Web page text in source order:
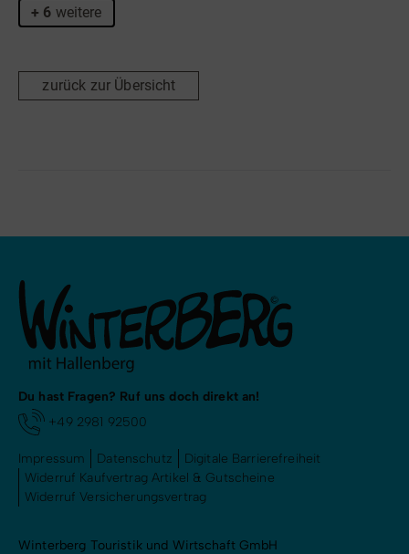
+ 6 weitere
zurück zur Übersicht
Du hast Fragen? Ruf uns doch direkt an!
+49 2981 92500
Impressum Datenschutz
Digitale Barrierefreiheit
Widerruf Kaufvertrag Artikel & Gutscheine
Widerruf Versicherungsvertrag
Winterberg Touristik und Wirtschaft GmbH